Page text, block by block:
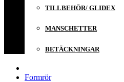
TILLBEHÖR/ GLIDEX
MANSCHETTER
BETÄCKNINGAR
Formrör